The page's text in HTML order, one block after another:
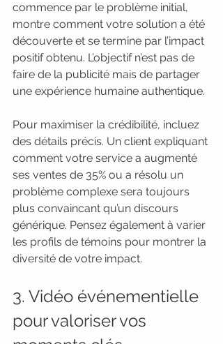
commence par le problème initial,
montre comment votre solution a été
découverte et se termine par l’impact
positif obtenu. L’objectif n’est pas de
faire de la publicité mais de partager
une expérience humaine authentique.
Pour maximiser la crédibilité, incluez
des détails précis. Un client expliquant
comment votre service a augmenté
ses ventes de 35% ou a résolu un
problème complexe sera toujours
plus convaincant qu’un discours
générique. Pensez également à varier
les profils de témoins pour montrer la
diversité de votre impact.
3. Vidéo événementielle
pour valoriser vos